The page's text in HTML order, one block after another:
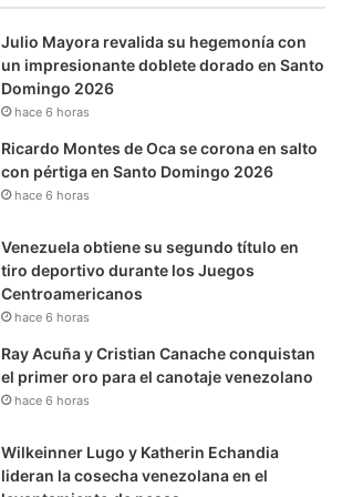
e
r
b
e
g
r
m
r
a
k
Julio Mayora revalida su hegemonía con
un impresionante doblete dorado en Santo
Domingo 2026
hace 6 horas
Ricardo Montes de Oca se corona en salto
con pértiga en Santo Domingo 2026
hace 6 horas
Venezuela obtiene su segundo título en
tiro deportivo durante los Juegos
Centroamericanos
hace 6 horas
Ray Acuña y Cristian Canache conquistan
el primer oro para el canotaje venezolano
hace 6 horas
Wilkeinner Lugo y Katherin Echandia
lideran la cosecha venezolana en el